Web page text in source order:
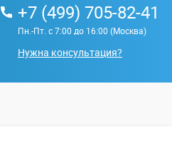
+7 (499) 705-82-41
Пн.-Пт. с 7:00 до 16:00 (Москва)
Нужна консультация?